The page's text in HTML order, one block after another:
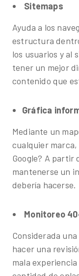
Sitemaps
Ayuda a los
estructura
los usuarios y al
tener un mejor
contenido que
Gráfica
Mediante un
cualquier marca,
Google? A partir
mantenerse un
debería hacerse.
Monitoreo
Considerada
hacer una
mala